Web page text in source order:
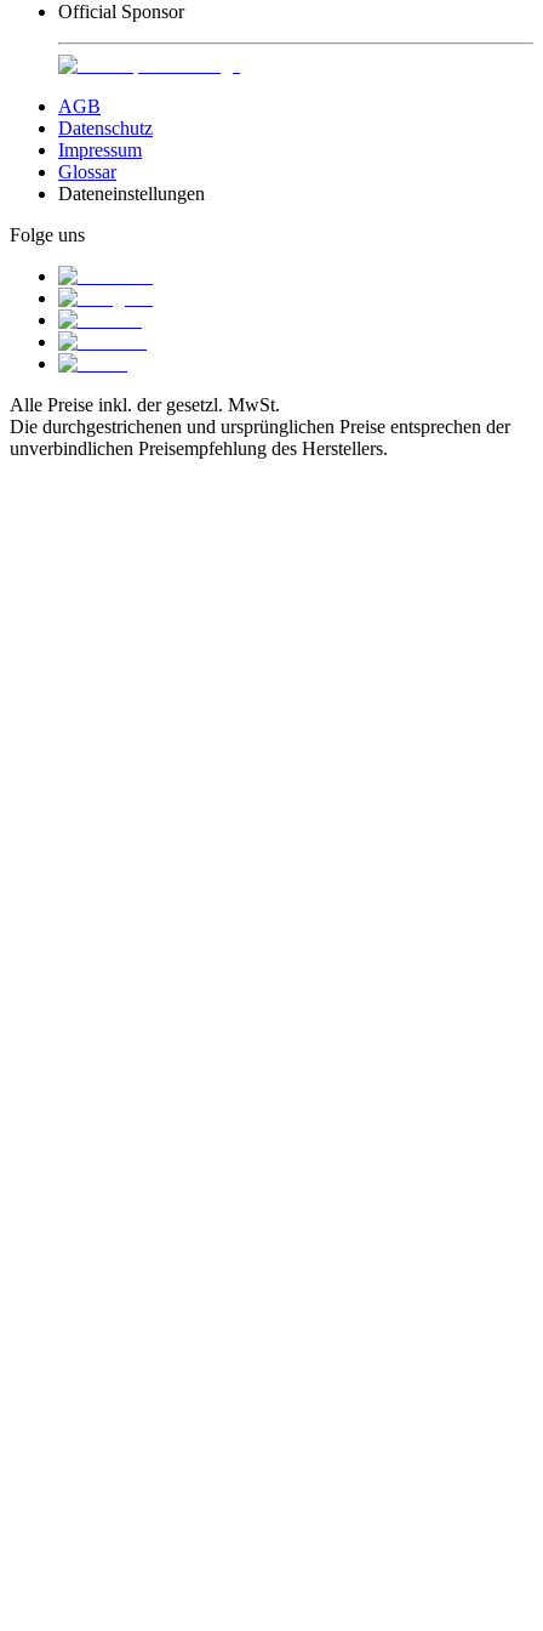
Official Sponsor
AGB
Datenschutz
Impressum
Glossar
Dateneinstellungen
Folge uns
Alle Preise inkl. der gesetzl. MwSt.
Die durchgestrichenen und ursprünglichen Preise entsprechen der
unverbindlichen Preisempfehlung des Herstellers.